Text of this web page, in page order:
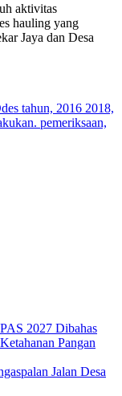
aktivitas
hauling yang
Jaya dan Desa
tahun, 2016 2018,
pemeriksaan,
2027 Dibahas
Pangan
Jalan Desa